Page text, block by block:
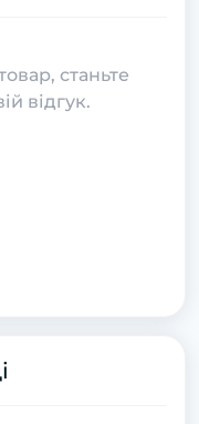
станьте
відгук.